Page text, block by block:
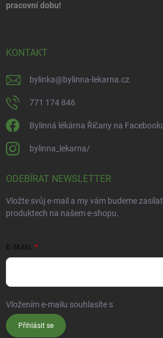
pracovní dobu!
KONTAKT
bylinka@bylinna-lekarna.cz
771 174 846
Bylinná lékárna Říčany na
bylinna_lekarna/
ODEBÍRAT NEWSLETTER
Vložte svůj e-mail a my vám budeme
produktech na našem e-shopu.
E-MAIL
Vložením e-mailu souhlasíte s
Přihlásit se